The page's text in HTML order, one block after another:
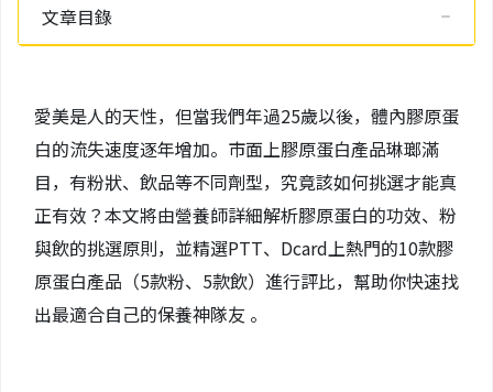
文章目錄
愛美是人的天性，但當我們年過25歲以後，體內膠原蛋
白的流失速度逐年增加。市面上膠原蛋白產品琳瑯滿
目，有粉狀、飲品等不同劑型，究竟該如何挑選才能真
正有效？本文將由營養師詳細解析膠原蛋白的功效、粉
與飲的挑選原則，並精選PTT、Dcard上熱門的10款膠
原蛋白產品（5款粉、5款飲）進行評比，幫助你快速找
出最適合自己的保養神隊友 。